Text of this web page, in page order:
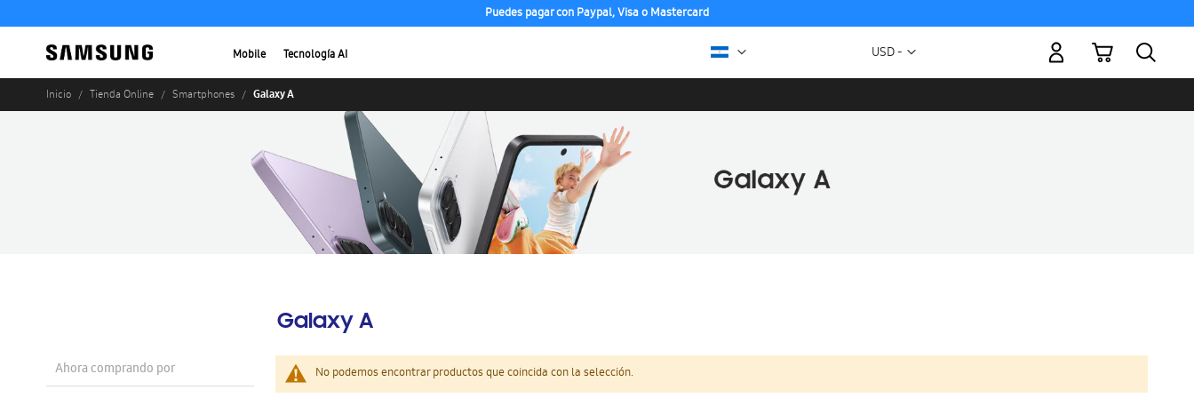
Puedes pagar con Paypal, Visa o Mastercard
Mobile Tecnología AI Moneda
USD -
Mi carrito
Inicio Tienda Online Smartphones Galaxy A
Galaxy A
No podemos encontrar productos que coincida con la selección.
Ahora comprando por